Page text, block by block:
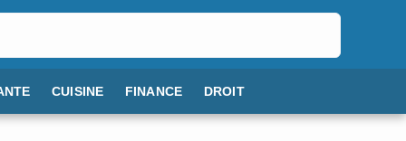
CUISINE FINANCE DROIT